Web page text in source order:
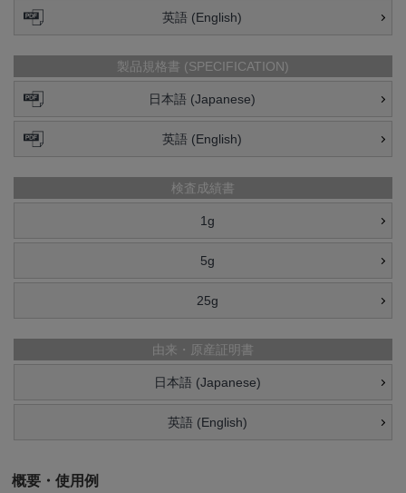
英語 (English)
製品規格書 (SPECIFICATION)
日本語 (Japanese)
英語 (English)
検査成績書
1g
5g
25g
由来・原産証明書
日本語 (Japanese)
英語 (English)
概要・使用例